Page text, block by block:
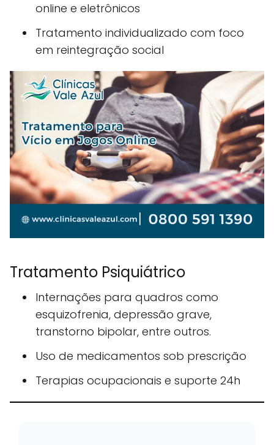
online e eletrônicos
Tratamento individualizado com foco
em reintegração social
Tratamento Psiquiátrico
Internações para quadros como
esquizofrenia, depressão grave,
transtorno bipolar, entre outros.
Uso de medicamentos sob prescrição
Terapias ocupacionais e suporte 24h